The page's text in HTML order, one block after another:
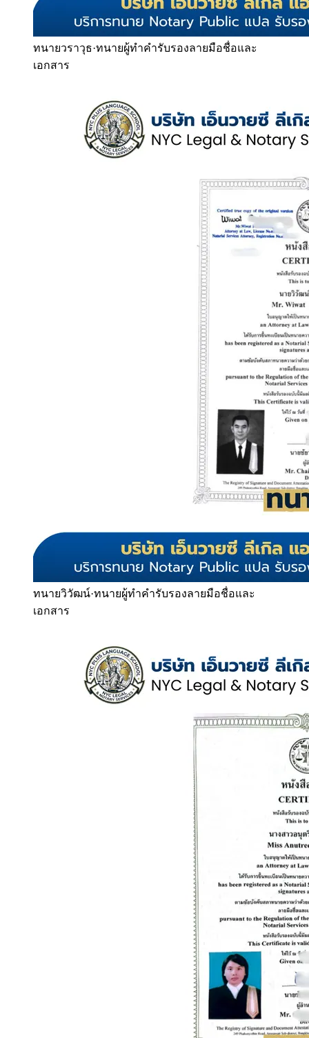
ทนายวราวุธ·ทนายผู้ทำคำรับรองลายมือชื่อและ
เอกสาร
ทนายวิวัฒน์·ทนายผู้ทำคำรับรองลายมือชื่อและ
เอกสาร